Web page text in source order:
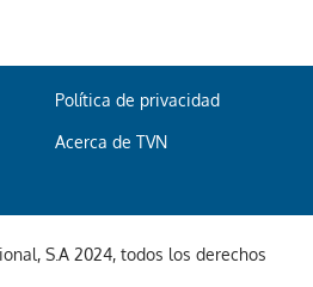
Política de privacidad
Acerca de TVN
S.A 2024, todos los derechos